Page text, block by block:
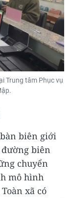
Trung tâm Phục vụ
biên giới
biên
chuyển
mô hình
xã có